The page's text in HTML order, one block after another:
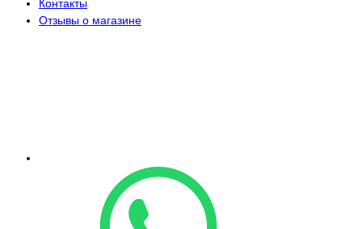
Контакты
Отзывы о магазине